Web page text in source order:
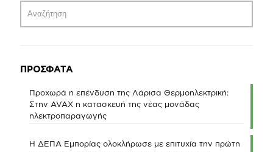
ΠΡΟΣΦΑΤΑ
Προχωρά η επένδυση της Λάρισα Θερμοηλεκτρική:
Στην AVAX η κατασκευή της νέας μονάδας
ηλεκτροπαραγωγής
Η ΔΕΠΑ Εμπορίας ολοκλήρωσε με επιτυχία την πρώτη